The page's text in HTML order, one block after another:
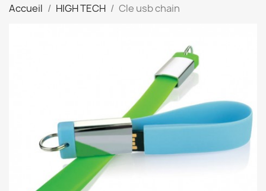
Accueil HIGH TECH Cle usb chain